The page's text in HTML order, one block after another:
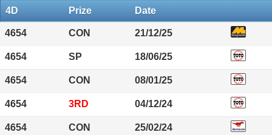
4D Prize Date
4654 CON 21/12/25
4654 SP 18/06/25
4654 CON 08/01/25
4654 3RD 04/12/24
4654 CON 25/02/24